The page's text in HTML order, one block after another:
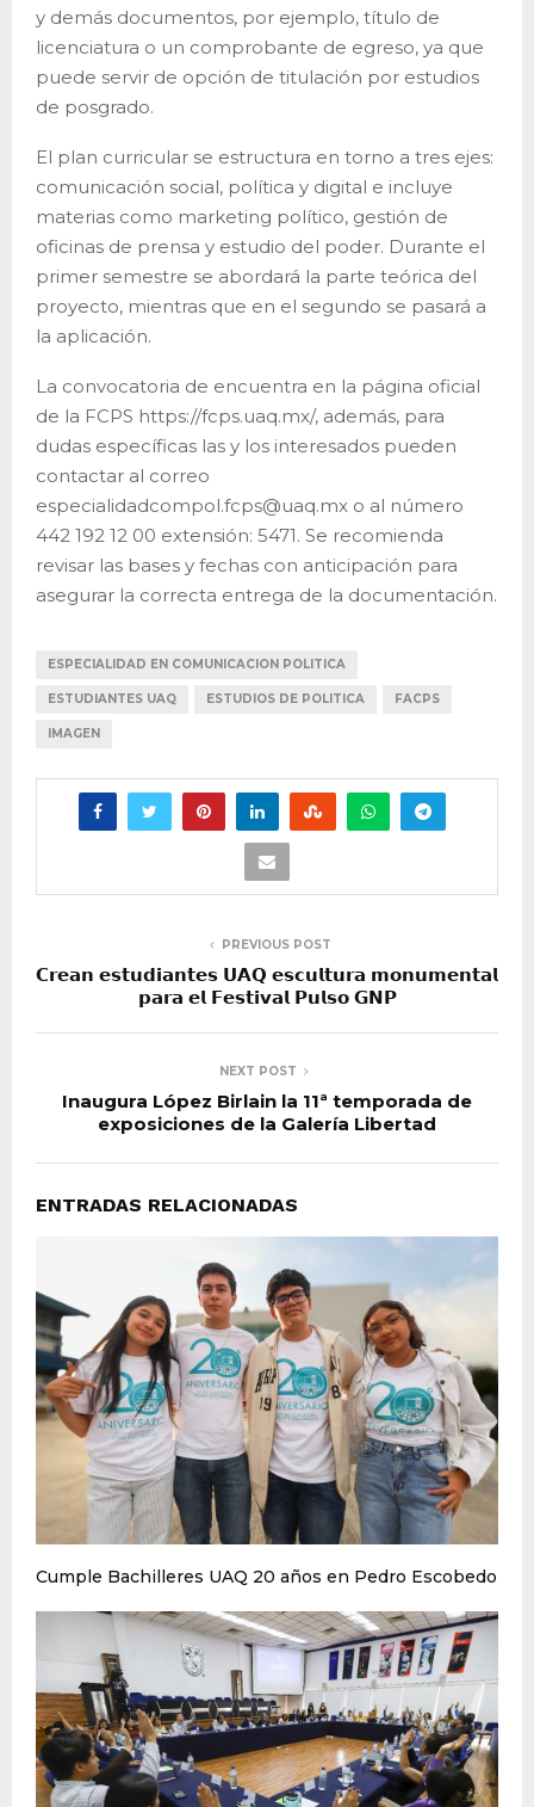
y demás documentos, por ejemplo, título de
licenciatura o un comprobante de egreso, ya que
puede servir de opción de titulación por estudios
de posgrado.
El plan curricular se estructura en torno a tres ejes:
comunicación social, política y digital e incluye
materias como marketing político, gestión de
oficinas de prensa y estudio del poder. Durante el
primer semestre se abordará la parte teórica del
proyecto, mientras que en el segundo se pasará a
la aplicación.
La convocatoria de encuentra en la página oficial
de la FCPS https://fcps.uaq.mx/, además, para
dudas específicas las y los interesados pueden
contactar al correo
especialidadcompol.fcps@uaq.mx o al número
442 192 12 00 extensión: 5471. Se recomienda
revisar las bases y fechas con anticipación para
asegurar la correcta entrega de la documentación.
ESPECIALIDAD EN COMUNICACION POLITICA
ESTUDIANTES UAQ ESTUDIOS DE POLITICA FACPS
IMAGEN
PREVIOUS POST
𝗖𝗿𝗲𝗮𝗻 𝗲𝘀𝘁𝘂𝗱𝗶𝗮𝗻𝘁𝗲𝘀 𝗨𝗔𝗤 𝗲𝘀𝗰𝘂𝗹𝘁𝘂𝗿𝗮 𝗺𝗼𝗻𝘂𝗺𝗲𝗻𝘁𝗮𝗹
𝗽𝗮𝗿𝗮 𝗲𝗹 𝗙𝗲𝘀𝘁𝗶𝘃𝗮𝗹 𝗣𝘂𝗹𝘀𝗼 𝗚𝗡𝗣
NEXT POST
Inaugura López Birlain la 11ª temporada de
exposiciones de la Galería Libertad
ENTRADAS RELACIONADAS
Cumple Bachilleres UAQ 20 años en Pedro Escobedo